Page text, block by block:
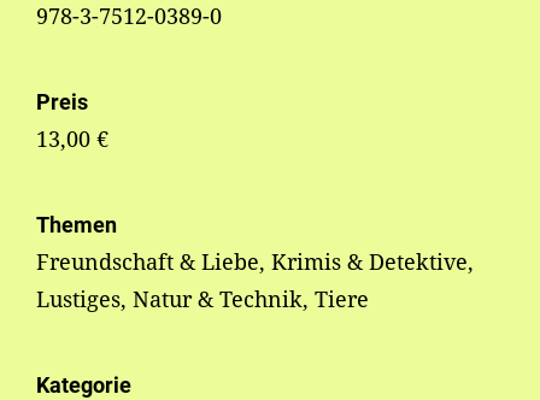
978-3-7512-0389-0
Preis
13,00 €
Themen
Freundschaft & Liebe, Krimis & Detektive,
Lustiges, Natur & Technik, Tiere
Kategorie